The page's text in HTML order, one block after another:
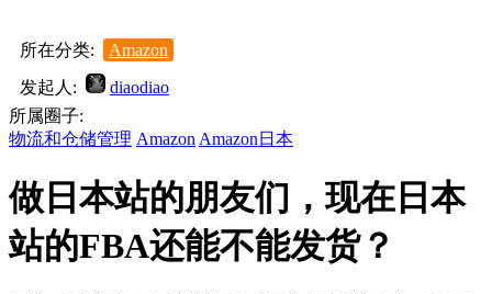
所在分类:
Amazon
发起人:
diaodiao
所属圈子:
物流和仓储管理 Amazon Amazon日本
做日本站的朋友们，现在日本
站的FBA还能不能发货？